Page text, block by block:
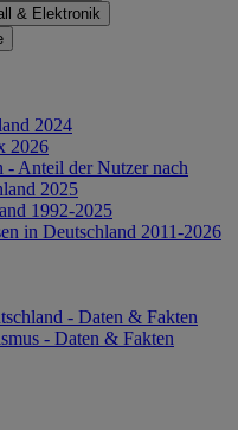
& Elektronik
2024
2026
- Anteil der Nutzer nach
2025
1992-2025
in Deutschland 2011-2026
- Daten & Fakten
- Daten & Fakten